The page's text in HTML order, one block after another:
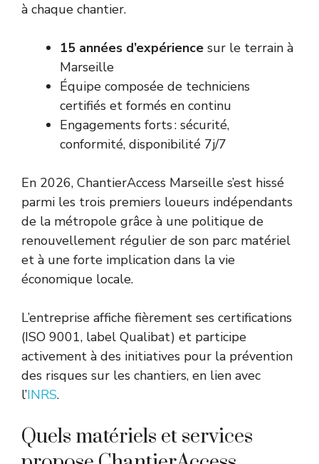
à chaque chantier.
15 années d’expérience sur le terrain à
Marseille
Équipe composée de techniciens
certifiés et formés en continu
Engagements forts : sécurité,
conformité, disponibilité 7j/7
En 2026, ChantierAccess Marseille s’est hissé
parmi les trois premiers loueurs indépendants
de la métropole grâce à une politique de
renouvellement régulier de son parc matériel
et à une forte implication dans la vie
économique locale.
L’entreprise affiche fièrement ses certifications
(ISO 9001, label Qualibat) et participe
activement à des initiatives pour la prévention
des risques sur les chantiers, en lien avec
l’INRS.
Quels matériels et services